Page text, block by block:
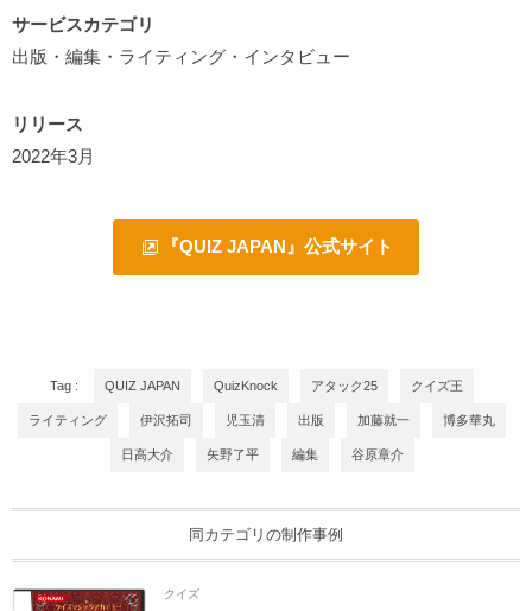
サービスカテゴリ
出版・編集・ライティング・インタビュー
リリース
2022年3月
『QUIZ JAPAN』公式サイト
Tag : QUIZ JAPAN QuizKnock アタック25 クイズ王
ライティング 伊沢拓司 児玉清 出版 加藤就一 博多華丸
日高大介 矢野了平 編集 谷原章介
同カテゴリの制作事例
クイズ